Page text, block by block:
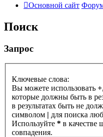
Основной сайт
Поиск
Запрос
Ключевые слова:
Вы можете использовать +
которые должны быть в
в результатах быть не
символом | для поиска
Используйте * в качестве
совпадения.